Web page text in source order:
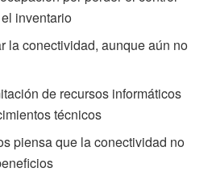
inventario
la conectividad, aunque aún no
de recursos informáticos
técnicos
piensa que la conectividad no